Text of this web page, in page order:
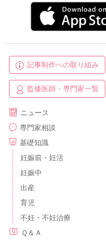
記事制作への取り組み
監修医師・専門家一覧
ニュース
専門家相談
基礎知識
妊娠前・妊活
妊娠中
出産
育児
不妊・不妊治療
Ｑ＆Ａ